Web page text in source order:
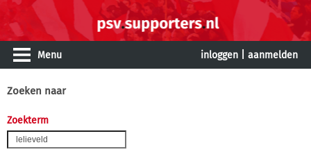
Menu inloggen aanmelden
Zoeken naar
Zoekterm